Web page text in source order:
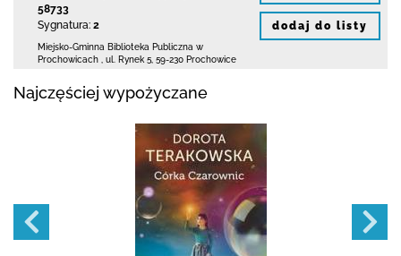
58733
Sygnatura: 2
Miejsko-Gminna Biblioteka Publiczna w
Prochowicach
ul. Rynek 5 59-230 Prochowice
dodaj do listy
Najczęściej wypożyczane